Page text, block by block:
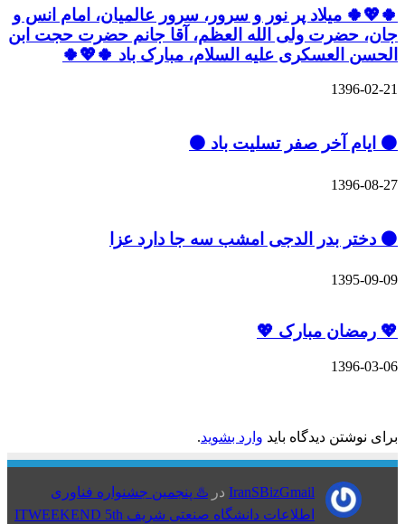
🍀💖🍀 میلاد پر نور و سرور، سرور عالمیان، امام انس و
جان، حضرت ولی الله العظم، آقا جانم حضرت حجت ابن
الحسن العسکری علیه السلام، مبارک باد 🍀💖🍀
1396-02-21
⚫️ ایام آخر صفر تسلیت باد ⚫️
1396-08-27
⚫️ دختر بدر الدجی امشب سه جا دارد عزا
1395-09-09
💖 رمضان مبارک 💖
1396-03-06
برای نوشتن دیدگاه باید وارد بشوید.
IranSBizGmail در ♨️ پنجمین جشنواره فناوری
اطلاعات دانشگاه صنعتی شریف ITWEEKEND 5th